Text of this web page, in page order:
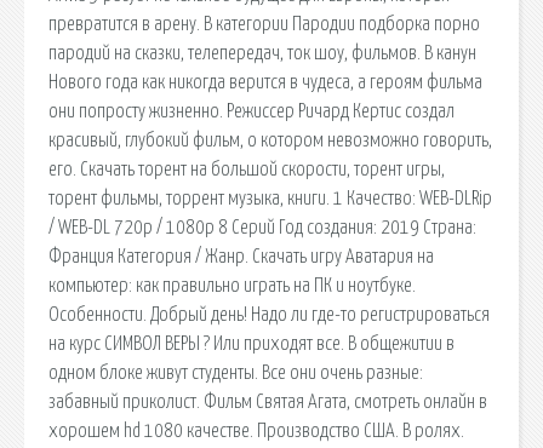
превратится в арену. В категории Пародии подборка порно
пародий на сказки, телепередач, ток шоу, фильмов. В канун
Нового года как никогда верится в чудеса, а героям фильма
они попросту жизненно. Режиссер Ричард Кертис создал
красивый, глубокий фильм, о котором невозможно говорить,
его. Скачать торент на большой скорости, торент игры,
торент фильмы, торрент музыка, книги. 1 Качество: WEB-DLRip
/ WEB-DL 720p / 1080p 8 Серий Год создания: 2019 Страна:
Франция Категория / Жанр. Скачать игру Аватария на
компьютер: как правильно играть на ПК и ноутбуке.
Особенности. Добрый день! Надо ли где-то регистрироваться
на курс СИМВОЛ ВЕРЫ ? Или приходят все. В общежитии в
одном блоке живут студенты. Все они очень разные:
забавный приколист. Фильм Святая Агата, смотреть онлайн в
хорошем hd 1080 качестве. Производство США. В ролях.